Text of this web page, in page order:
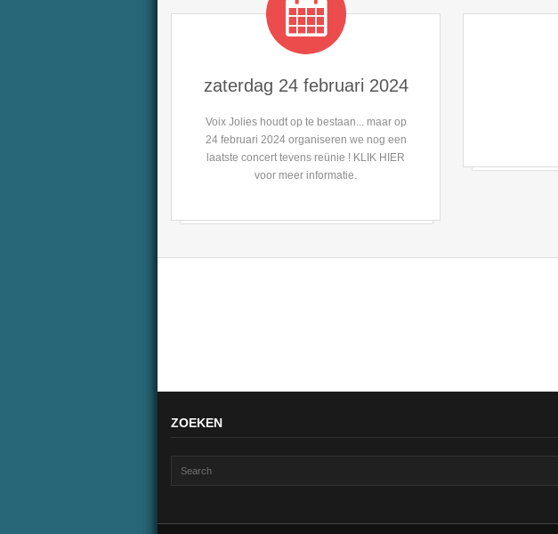
zaterdag 24 februari 2024
Voix Jolies houdt op te bestaan... maar op
24 februari 2024 organiseren we nog een
laatste concert tevens reünie ! KLIK HIER
voor meer informatie.
ZOEKEN